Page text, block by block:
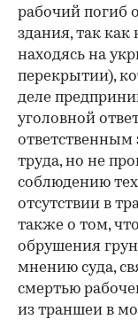
рабочий погиб
здания, так как
находясь на
перекрытии),
деле
уголовной
ответственным
труда, но не
соблюдению
отсутствии в
также о том,
обрушения
мнению суда,
смертью
из траншеи в